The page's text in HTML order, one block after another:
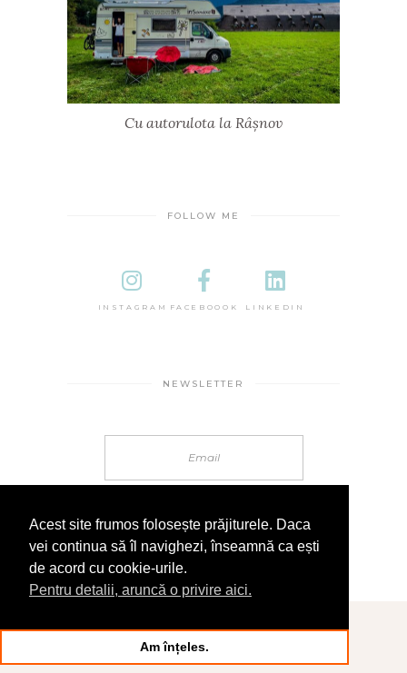
Cu autorulota la Râșnov
FOLLOW ME
INSTAGRAM FACEBOOOK LINKEDIN
NEWSLETTER
© 2025 În Sandale
Acest site frumos folosește prăjiturele. Daca
vei continua să îl navighezi, înseamnă ca ești
de acord cu cookie-urile.
Pentru detalii, aruncă o privire aici.
Am înțeles.